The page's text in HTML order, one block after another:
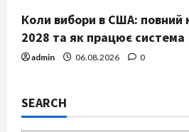
Коли вибори в США: повний
2028 та як працює система
admin 06.08.2026 0
SEARCH